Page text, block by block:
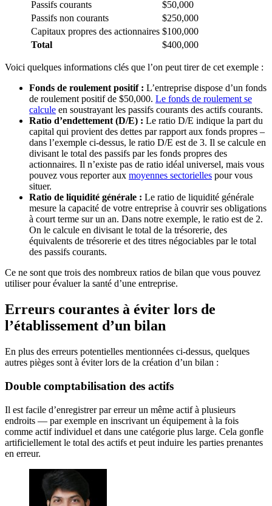
Passifs courants
$50,000
Passifs non courants
$250,000
Capitaux propres des actionnaires $100,000
Total
$400,000
Voici quelques informations clés que l’on peut tirer de cet exemple :
Fonds de roulement positif : L’entreprise dispose d’un fonds
de roulement positif de $50,000. Le fonds de roulement se
calcule en soustrayant les passifs courants des actifs courants.
Ratio d’endettement (D/E) : Le ratio D/E indique la part du
capital qui provient des dettes par rapport aux fonds propres –
dans l’exemple ci-dessus, le ratio D/E est de 3. Il se calcule en
divisant le total des passifs par les fonds propres des
actionnaires. Il n’existe pas de ratio idéal universel, mais vous
pouvez vous reporter aux moyennes sectorielles pour vous
situer.
Ratio de liquidité générale : Le ratio de liquidité générale
mesure la capacité de votre entreprise à couvrir ses obligations
à court terme sur un an. Dans notre exemple, le ratio est de 2.
On le calcule en divisant le total de la trésorerie, des
équivalents de trésorerie et des titres négociables par le total
des passifs courants.
Ce ne sont que trois des nombreux ratios de bilan que vous pouvez
utiliser pour évaluer la santé d’une entreprise.
Erreurs courantes à éviter lors de
l’établissement d’un bilan
En plus des erreurs potentielles mentionnées ci-dessus, quelques
autres pièges sont à éviter lors de la création d’un bilan :
Double comptabilisation des actifs
Il est facile d’enregistrer par erreur un même actif à plusieurs
endroits — par exemple en inscrivant un équipement à la fois
comme actif individuel et dans une catégorie plus large. Cela gonfle
artificiellement le total des actifs et peut induire les parties prenantes
en erreur.